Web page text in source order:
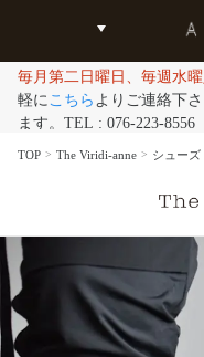
毎月第二日曜日、毎週水
軽にこちら よりご連絡下
ます。TEL : 076-223-8556
TOP The Viridi-anne シューズ